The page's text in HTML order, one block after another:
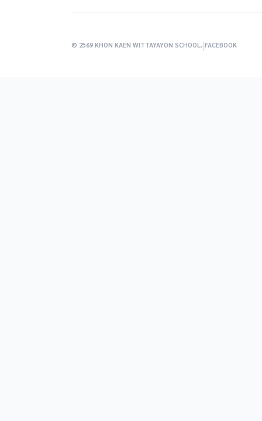
© 2569 KHON KAEN WITTAYAYON SCHOOL.|FACEBOOK